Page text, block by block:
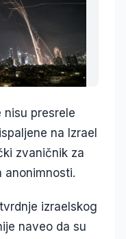
nisu presrele
na Izrael
zvaničnik za
anonimnosti.
izraelskog
naveo da su